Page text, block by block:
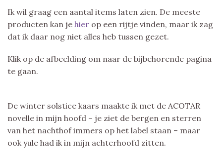
Ik wil graag een aantal items laten zien. De meeste
producten kan je hier op een rijtje vinden, maar ik zag
dat ik daar nog niet alles heb tussen gezet.
Klik op de afbeelding om naar de bijbehorende pagina
te gaan.
De winter solstice kaars maakte ik met de ACOTAR
novelle in mijn hoofd – je ziet de bergen en sterren
van het nachthof immers op het label staan – maar
ook yule had ik in mijn achterhoofd zitten.